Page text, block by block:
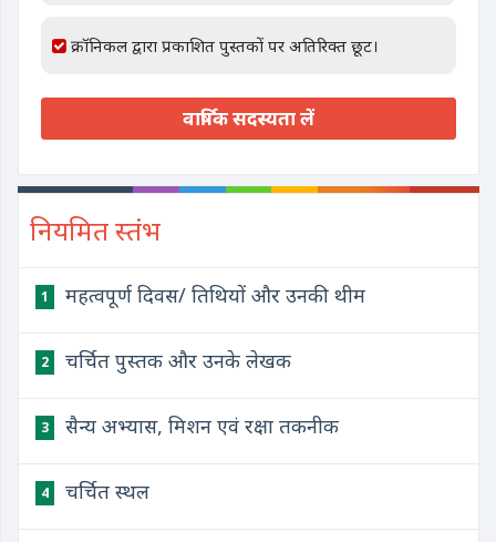
क्रॉनिकल द्वारा प्रकाशित पुस्तकों पर अतिरिक्त छूट।
वार्षिक सदस्यता लें
नियमित स्तंभ
1 महत्वपूर्ण दिवस/ तिथियों और उनकी थीम
2 चर्चित पुस्तक और उनके लेखक
3 सैन्य अभ्यास, मिशन एवं रक्षा तकनीक
4 चर्चित स्थल